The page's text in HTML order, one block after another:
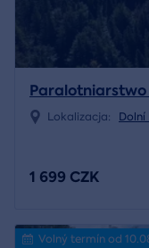
Lokalizacja:
1 699 CZK
Volný termín od